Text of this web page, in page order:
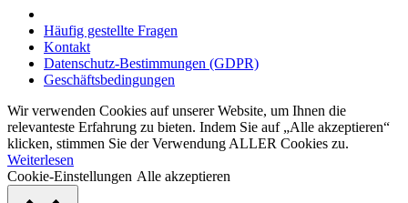
Häufig gestellte Fragen
Kontakt
Datenschutz-Bestimmungen (GDPR)
Geschäftsbedingungen
Wir verwenden Cookies auf unserer Website, um Ihnen die
relevanteste Erfahrung zu bieten. Indem Sie auf „Alle akzeptieren“
klicken, stimmen Sie der Verwendung ALLER Cookies zu.
Weiterlesen
Cookie-Einstellungen Alle akzeptieren